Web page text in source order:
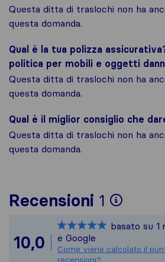
Questa ditta di traslochi non ha
questa domanda.
Qual è la tua polizza
politica per mobili e oggetti
Questa ditta di traslochi non ha
questa domanda.
Qual è il miglior consiglio che
Questa ditta di traslochi non ha
questa domanda.
Recensioni 1
Per
Tutte
10,0
basato su 1
e Google
Come viene calcolato il
recensioni?